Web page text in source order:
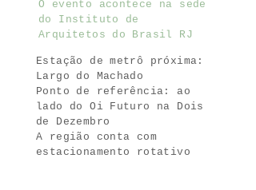
O evento acontece na sede
do Instituto de
Arquitetos do Brasil RJ
Estação de metrô próxima:
Largo do Machado
Ponto de referência: ao
lado do Oi Futuro na Dois
de Dezembro
A região conta com
estacionamento rotativo